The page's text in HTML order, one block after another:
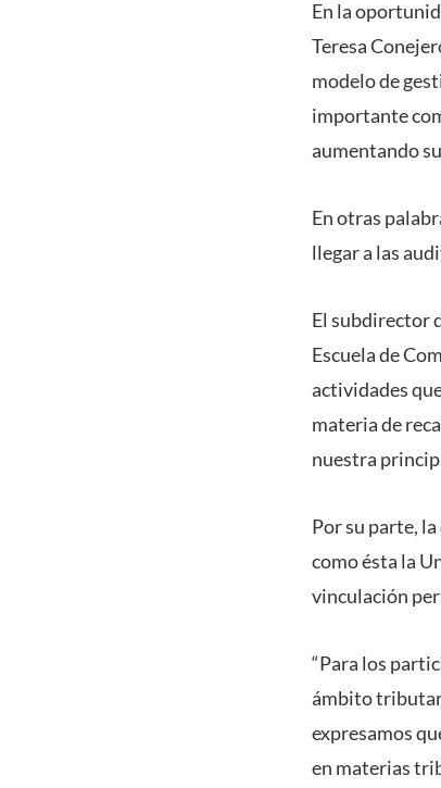
En la
Teresa
modelo de
importante
aumentando
En otras
llegar a las
El subdirector
Escuela de
actividades
materia de
nuestra
Por su parte,
como ésta la
vinculación
“Para los
ámbito
expresamos
en materias